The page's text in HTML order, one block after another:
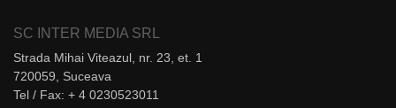
SC INTER MEDIA SRL
Strada Mihai Viteazul, nr. 23, et. 1
720059, Suceava
Tel / Fax: + 4 0230523011